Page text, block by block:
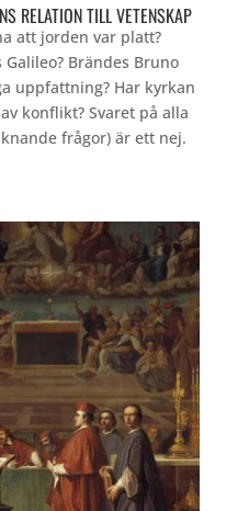
RELATION TILL VETENSKAP
att jorden var platt?
Brändes Bruno
uppfattning? Har kyrkan
konflikt? Svaret på alla
frågor) är ett nej.